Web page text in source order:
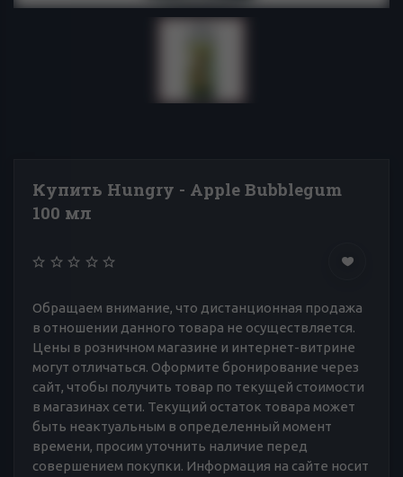
Купить Hungry - Apple Bubblegum
100 мл
Обращаем внимание, что дистанционная продажа
в отношении данного товара не осуществляется.
Цены в розничном магазине и интернет-витрине
могут отличаться. Оформите бронирование через
сайт, чтобы получить товар по текущей стоимости
в магазинах сети. Текущий остаток товара может
быть неактуальным в определенный момент
времени, просим уточнить наличие перед
совершением покупки. Информация на сайте носит